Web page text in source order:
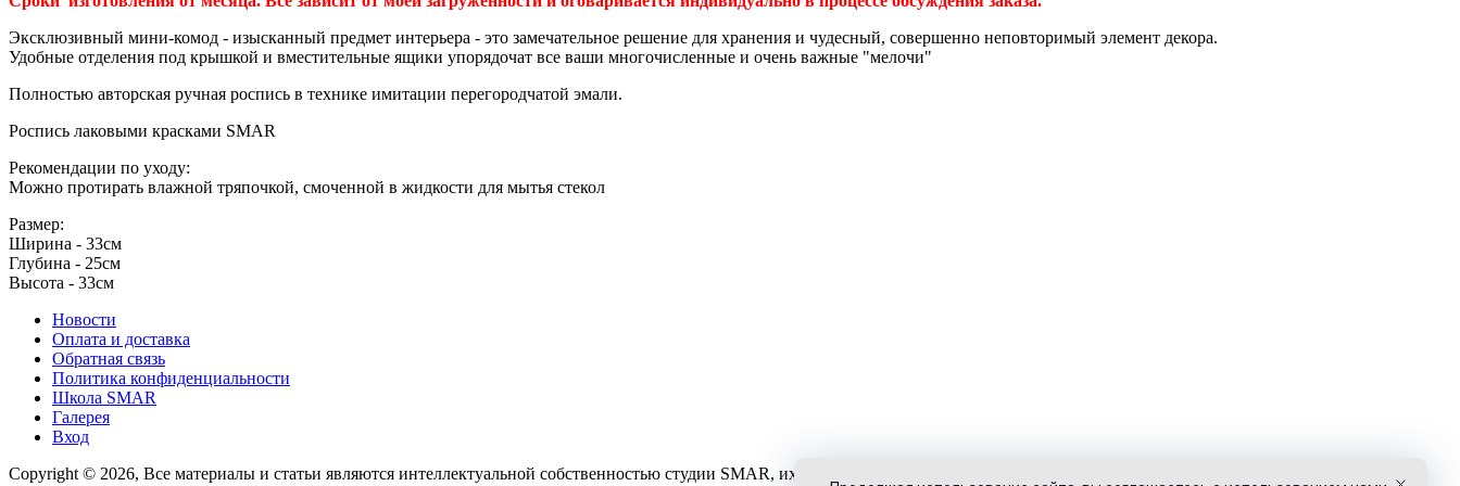
Эксклюзивный мини-комод - изысканный предмет интерьера - это замечательное решение для хранения и чудесный, совершенно неповторимый элемент декора.
Удобные отделения под крышкой и вместительные ящики упорядочат все ваши многочисленные и очень важные "мелочи"
Полностью авторская ручная роспись в технике имитации перегородчатой эмали.
Роспись лаковыми красками SMAR
Рекомендации по уходу:
Можно протирать влажной тряпочкой, смоченной в жидкости для мытья стекол
Размер:
Ширина - 33см
Глубина - 25см
Высота - 33см
Новости
Оплата и доставка
Обратная связь
Политика конфиденциальности
Школа SMAR
Галерея
Вход
Copyright © 2026, Все материалы и статьи являются интеллектуальной собственностью студии SMAR, их использование разрешено только с указанием активной ссылки на smar-deco.ru